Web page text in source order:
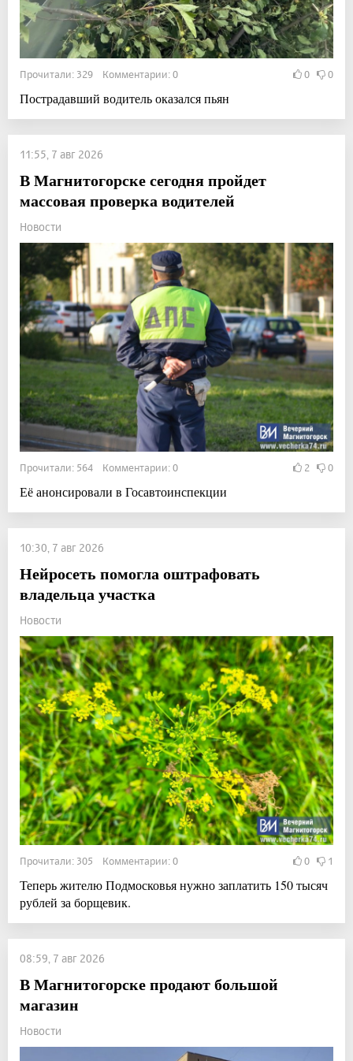
Прочитали: 329 Комментарии: 0 0 0
Пострадавший водитель оказался пьян
11:55, 7 авг 2026
В Магнитогорске сегодня пройдет
массовая проверка водителей
Новости
Прочитали: 564 Комментарии: 0 2 0
Её анонсировали в Госавтоинспекции
10:30, 7 авг 2026
Нейросеть помогла оштрафовать
владельца участка
Новости
Прочитали: 305 Комментарии: 0 0 1
Теперь жителю Подмосковья нужно заплатить 150 тысяч
рублей за борщевик.
08:59, 7 авг 2026
В Магнитогорске продают большой
магазин
Новости